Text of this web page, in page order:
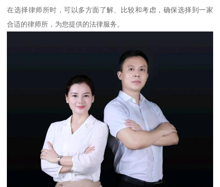
在选择律师所时，可以多方面了解、比较和考虑，确保选择到一家
合适的律师所，为您提供的法律服务。